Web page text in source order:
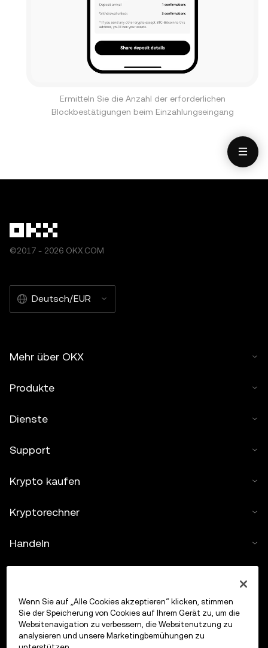
Ermitteln Sie die Anzahl der erforderlichen
Blockbestätigungen beim Einzahlungseingang
©2017 - 2026 OKX.COM
Deutsch/EUR
Mehr über OKX
Produkte
Dienste
Support
Krypto kaufen
Kryptorechner
Handeln
Wenn Sie auf „Alle Cookies akzeptieren“ klicken, stimmen
Sie der Speicherung von Cookies auf Ihrem Gerät zu, um die
Websitenavigation zu verbessern, die Websitenutzung zu
analysieren und unsere Marketingbemühungen zu